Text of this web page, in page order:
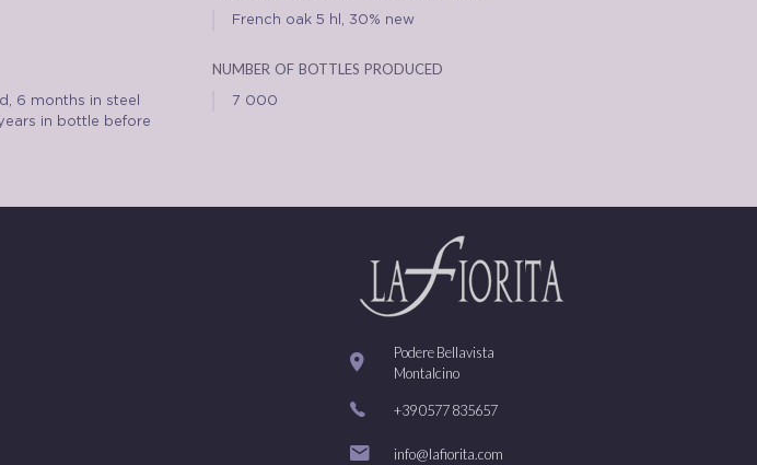
French oak 5 hl, 30% new
6 months in steel
in bottle before
number of bottles produced
7 000
Podere Bellavista
Montalcino
+39 0577 835657
info@lafiorita.com